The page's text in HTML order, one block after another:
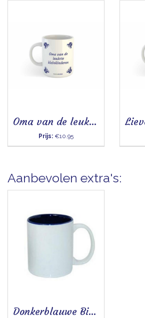
Oma van de leukste kleinkinderen - Mok
Prijs: €10.95
Aanbevolen extra's:
Donkerblauwe Binnenkant